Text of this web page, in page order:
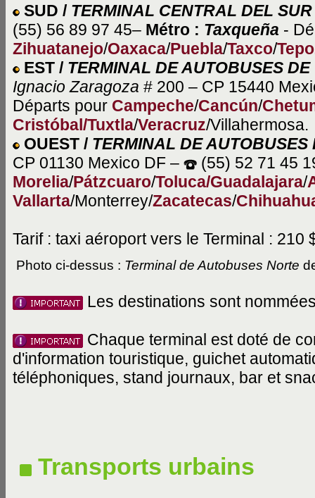
SUD / TERMINAL CENTRAL DEL SUR
(55) 56 89 97 45– Métro : Taxqueña -
Zihuatanejo/Oaxaca/Puebla/Taxco/
EST / TERMINAL DE AUTOBUSES DE
Ignacio Zaragoza # 200 – CP 15440
Départs pour Campeche/Cancún/
Cristóbal/Tuxtla/Veracruz/Villahermosa.
OUEST / TERMINAL DE AUTOBUSES
CP 01130 Mexico DF –
(55) 52 71 45
Morelia/Pátzcuaro/Toluca/Guadalajara/
Vallarta/Monterrey/Zacatecas/
Tarif : taxi aéroport vers le Terminal : 210
Photo ci-dessus : Terminal de Autobuses Norte
Les destinations sont
Chaque terminal est doté de
d'information touristique, guichet
téléphoniques, stand journaux, bar et
Transports urbains